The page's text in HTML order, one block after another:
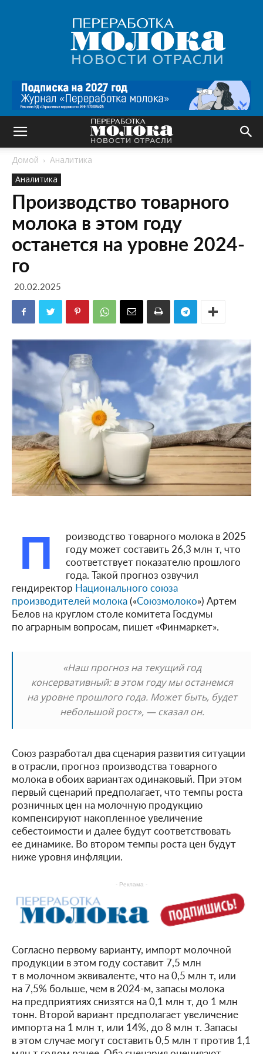
Переработка
молока
|
Новости
Домой
Аналитика
Аналитика
Производство товарного
молока в этом году
останется на уровне 2024-
го
20.02.2025
П
роизводство товарного молока в 2025
году может составить 26,3 млн т, что
соответствует показателю прошлого
года. Такой прогноз озвучил
гендиректор Национального союза
производителей молока(«Союзмолоко») Артем
Белов на круглом столе комитета Госдумы
по аграрным вопросам, пишет «Финмаркет».
«Наш прогноз на текущий год
консервативный: в этом году мы останемся
на уровне прошлого года. Может быть, будет
небольшой рост», — сказал он.
Союз разработал два сценария развития ситуации
в отрасли, прогноз производства товарного
молока в обоих вариантах одинаковый. При этом
первый сценарий предполагает, что темпы роста
розничных цен на молочную продукцию
компенсируют накопленное увеличение
себестоимости и далее будут соответствовать
ее динамике. Во втором темпы роста цен будут
ниже уровня инфляции.
- Реклама -
Согласно первому варианту, импорт молочной
продукции в этом году составит 7,5 млн
т в молочном эквиваленте, что на 0,5 млн т, или
на 7,5% больше, чем в 2024-м, запасы молока
на предприятиях снизятся на 0,1 млн т, до 1 млн
тонн. Второй вариант предполагает увеличение
импорта на 1 млн т, или 14%, до 8 млн т. Запасы
в этом случае могут составить 0,5 млн т против 1,1